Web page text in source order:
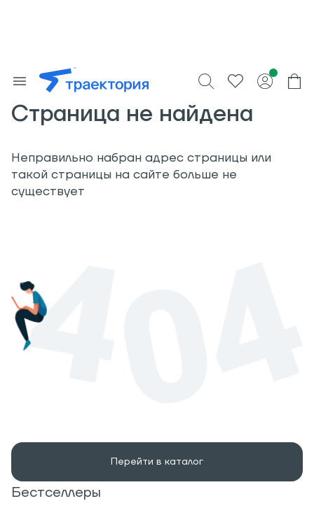
Страница не найдена
Неправильно набран адрес страницы или
такой страницы на сайте больше не
существует
Перейти в каталог
Бестселлеры